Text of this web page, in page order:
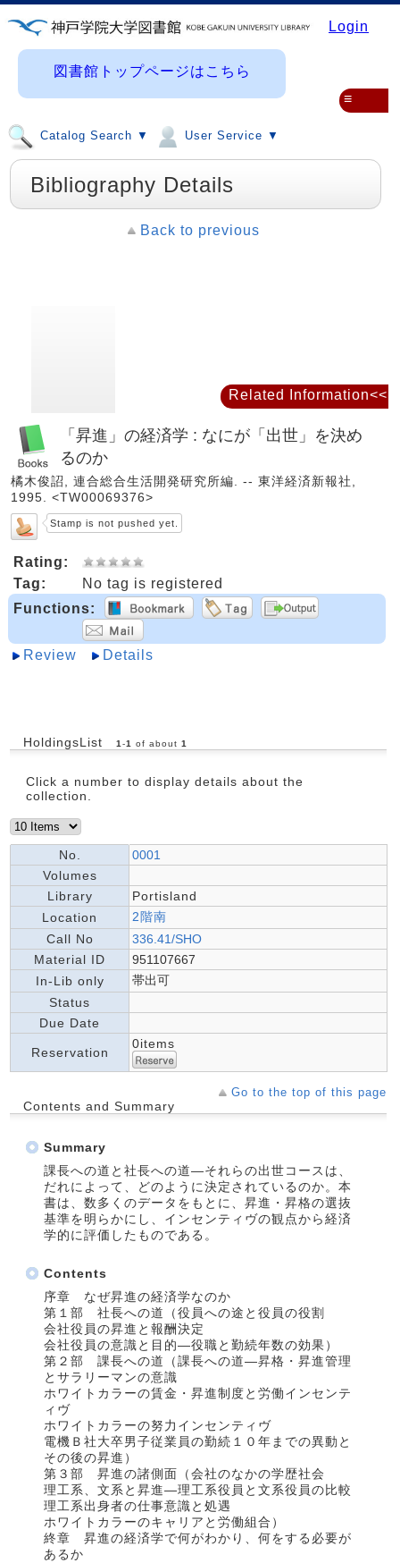
Login
図書館トップページはこちら
Catalog Search ▼ User Service ▼
≡
Bibliography Details
Back to previous
「昇進」の経済学 : なにが「出世」を決め
るのか
橘木俊詔, 連合総合生活開発研究所編. -- 東洋経済新報社,
1995. <TW00069376>
Stamp is not pushed yet.
Rating:
Tag:
No tag is registered
Functions:
Review Details
HoldingsList 1-1 of about 1
Click a number to display details about the
collection.
No.
0001
Volumes
Library
Portisland
Location
2階南
Call No
336.41/SHO
Material ID
951107667
In-Lib only
帯出可
Status
Due Date
Reservation
0items
Go to the top of this page
Contents and Summary
Summary
課長への道と社長への道―それらの出世コースは、
だれによって、どのように決定されているのか。本
書は、数多くのデータをもとに、昇進・昇格の選抜
基準を明らかにし、インセンティヴの観点から経済
学的に評価したものである。
Contents
序章 なぜ昇進の経済学なのか
第１部 社長への道（役員への途と役員の役割
会社役員の昇進と報酬決定
会社役員の意識と目的―役職と勤続年数の効果）
第２部 課長への道（課長への道―昇格・昇進管理
とサラリーマンの意識
ホワイトカラーの賃金・昇進制度と労働インセンテ
ィヴ
ホワイトカラーの努力インセンティヴ
電機Ｂ社大卒男子従業員の勤続１０年までの異動と
その後の昇進）
第３部 昇進の諸側面（会社のなかの学歴社会
理工系、文系と昇進―理工系役員と文系役員の比較
理工系出身者の仕事意識と処遇
ホワイトカラーのキャリアと労働組合）
終章 昇進の経済学で何がわかり、何をする必要が
あるか
Related Information<<